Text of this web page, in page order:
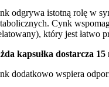
odgrywa istotną rolę w
Cynk
który jest łatwo
kapsułka dostarcza
dodatkowo wspiera